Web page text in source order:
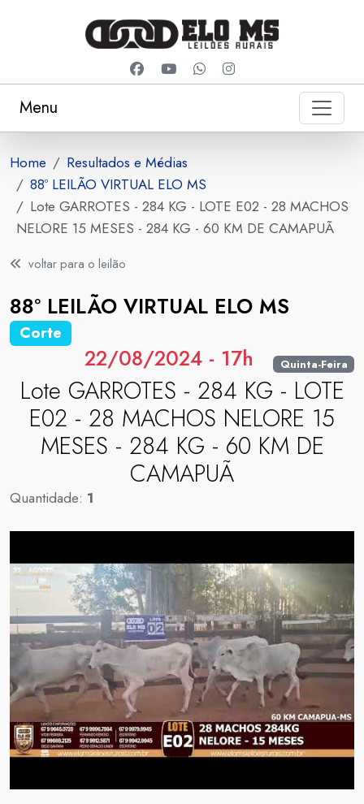
Menu
Home
Resultados e Médias
88º LEILÃO VIRTUAL ELO MS
Lote GARROTES - 284 KG - LOTE E02 - 28 MACHOS
NELORE 15 MESES - 284 KG - 60 KM DE CAMAPUÃ
voltar para o leilão
88º LEILÃO VIRTUAL ELO MS
Corte
22/08/2024 - 17h Quinta-Feira
Lote GARROTES - 284 KG - LOTE
E02 - 28 MACHOS NELORE 15
MESES - 284 KG - 60 KM DE
CAMAPUÃ
Quantidade: 1